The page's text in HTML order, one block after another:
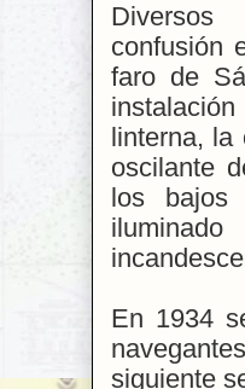
confusión
faro de
linterna, la
oscilante
los
En 1934
siguiente